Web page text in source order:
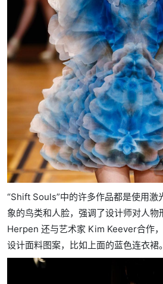
“Shift Souls”中的许多作品都是使用激
象的鸟类和人脸，强调了设计师对人物
Herpen 还与艺术家 Kim Keever合作
设计面料图案，比如上面的蓝色连衣裙。